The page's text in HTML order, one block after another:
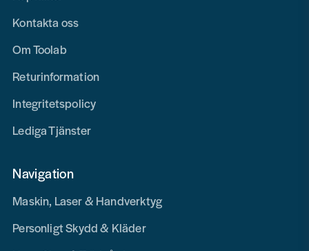
Kontakta oss
Om Toolab
Returinformation
Integritetspolicy
Lediga Tjänster
Navigation
Maskin, Laser & Handverktyg
Personligt Skydd & Kläder